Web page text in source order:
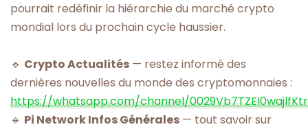
pourrait redéfinir la hiérarchie du marché crypto
mondial lors du prochain cycle haussier.
🔹 Crypto Actualités — restez informé des
dernières nouvelles du monde des cryptomonnaies :
https://whatsapp.com/channel/
🔹 Pi Network Infos Générales — tout savoir sur